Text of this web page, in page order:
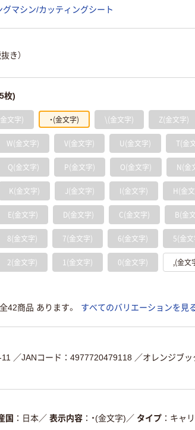
グマシン/カッティングシート
き）
枚)
文字) ・(金文字) \(金文字) Z(金文字)
W(金文字) V(金文字) U(金文字) T(金
Q(金文字) P(金文字) O(金文字) N(金
K(金文字) J(金文字) I(金文字) H(金
E(金文字) D(金文字) C(金文字) B(金
8(金文字) 7(金文字) 6(金文字) 5(金
2(金文字) 1(金文字) 0(金文字) ,(金文
42商品 あります。
すべてのバリエーションを見
／JANコード：4977720479118 ／オレンジブッ
国 日本／ 表示内容 ・(金文字) ／ タイプ
キャ